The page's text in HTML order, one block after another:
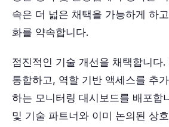
속은 더 넓은 채택을 가능하게 하
화를 약속합니다.
점진적인 기술 개선을 채택합니다.
통합하고, 역할 기반 액세스를 추
하는 모니터링 대시보드를 배포합
및 기술 파트너와 이미 논의된 상